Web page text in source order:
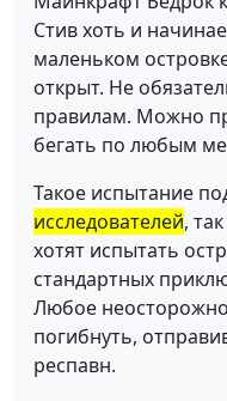
Стив хоть и
маленьком
открыт. Не
правилам. Можно
бегать по любым
Такое испытание
исследователей,
хотят испытать
стандартных
Любое
погибнуть,
респавн.